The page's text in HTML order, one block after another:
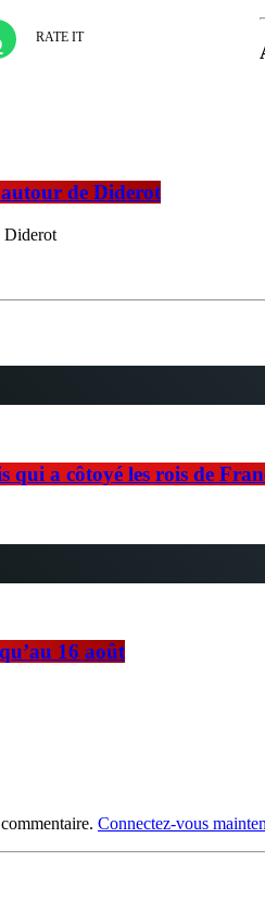
RATE IT
de Diderot
Diderot
qui a côtoyé les rois de
16 août
Connectez-vous